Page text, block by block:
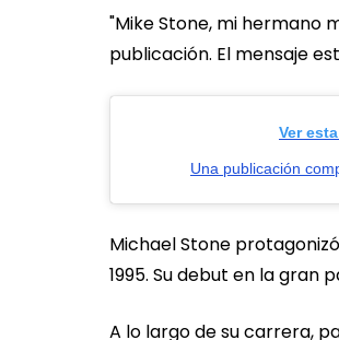
"Mike Stone, mi hermano
publicación. El mensaje
Ver
Una publicación
Michael Stone
1995. Su debut en la gran
A lo largo de su carrera,